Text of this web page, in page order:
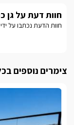
נחל צלמון, נחל עמוד,
חוות דעת על גן
חוות הדעת נכתבו על
צימרים נוספים